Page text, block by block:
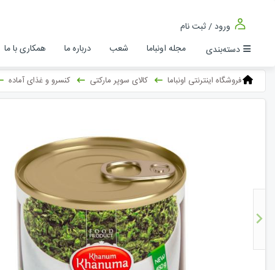
ورود / ثبت نام
دسته‌بندی
مجله اونباما شعب درباره ما همکاری با ما
فروشگاه اینترنتی اونباما کالای سوپر مارکتی کنسرو و غذای آماده